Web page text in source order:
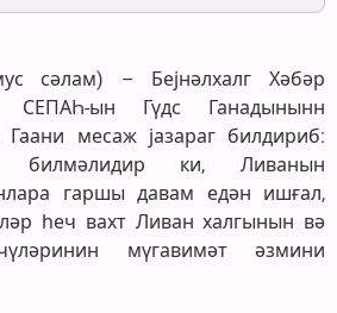
сәлам) – Бејнәлхалг Хәбәр
СЕПАҺ-ын Гүдс Ганадынынн
месаж јазараг билдириб:
билмәлидир ки, Ливанын
гаршы давам едән ишғал,
һеч вахт Ливан халгынын вә
мүгавимәт әзмини